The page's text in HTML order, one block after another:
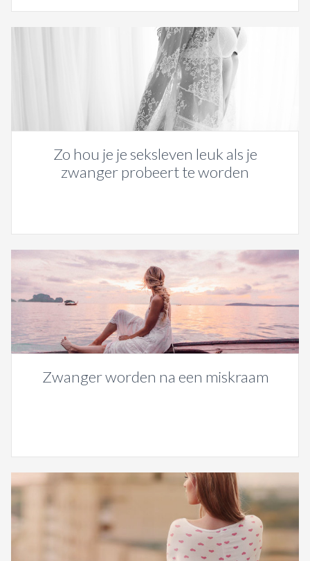
Zo hou je je seksleven leuk als je
zwanger probeert te worden
Zwanger worden na een miskraam